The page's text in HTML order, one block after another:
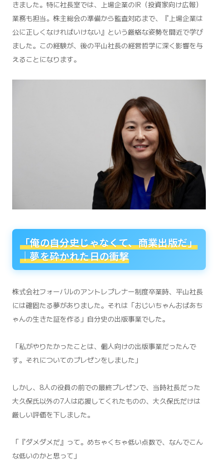
きました。特に社長室では、上場企業のIR（投資家向け広報）
業務も担当。株主総会の準備から監査対応まで、『上場企業は
公に正しくなければいけない』という厳格な姿勢を間近で学び
ました。この経験が、後の平山社長の経営哲学に深く影響を与
えることになります。
「俺の自分史じゃなくて、商業出版だ」
｜夢を砕かれた日の衝撃
株式会社フォーバルのアントレプレナー制度卒業時、平山社長
には確固たる夢がありました。それは「おじいちゃんおばあち
ゃんの生きた証を作る」自分史の出版事業でした。
「私がやりたかったことは、個人向けの出版事業だったんで
す。それについてのプレゼンをしました」
しかし、8人の役員の前での最終プレゼンで、当時社長だった
大久保氏以外の7人は応援してくれたものの、大久保氏だけは
厳しい評価を下しました。
「『ダメダメだ』って。めちゃくちゃ低い点数で、なんでこん
な低いのかと思って」